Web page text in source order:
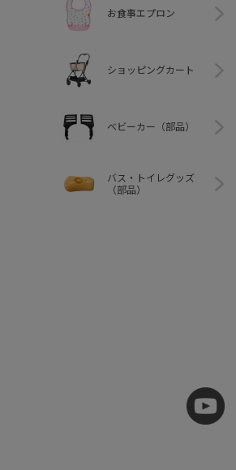
お食事エプロン
ショッピングカート
ベビーカー（部品）
バス・トイレグッズ
（部品）